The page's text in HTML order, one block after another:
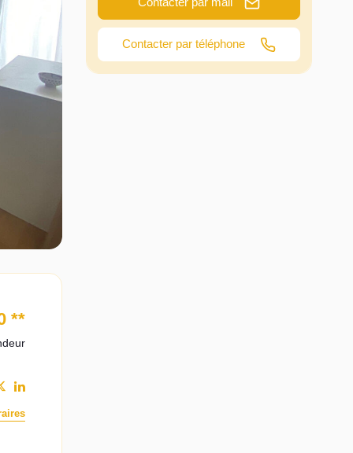
**
Contacter par téléphone